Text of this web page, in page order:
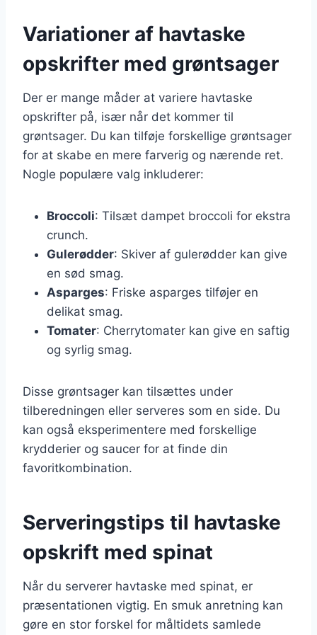
Variationer af havtaske
opskrifter med grøntsager
Der er mange måder at variere havtaske
opskrifter på, især når det kommer til
grøntsager. Du kan tilføje forskellige grøntsager
for at skabe en mere farverig og nærende ret.
Nogle populære valg inkluderer:
Broccoli: Tilsæt dampet broccoli for ekstra
crunch.
Gulerødder: Skiver af gulerødder kan give
en sød smag.
Asparges: Friske asparges tilføjer en
delikat smag.
Tomater: Cherrytomater kan give en saftig
og syrlig smag.
Disse grøntsager kan tilsættes under
tilberedningen eller serveres som en side. Du
kan også eksperimentere med forskellige
krydderier og saucer for at finde din
favoritkombination.
Serveringstips til havtaske
opskrift med spinat
Når du serverer havtaske med spinat, er
præsentationen vigtig. En smuk anretning kan
gøre en stor forskel for måltidets samlede